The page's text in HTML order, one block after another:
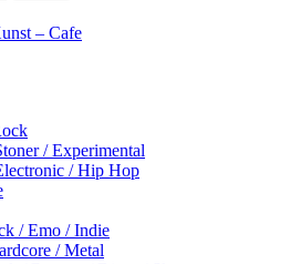
/ Experimental
/ Hip Hop
/ Emo / Indie
/ Metal